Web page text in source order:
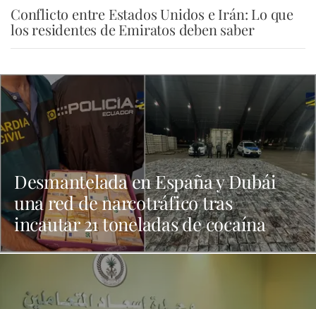
Conflicto entre Estados Unidos e Irán: Lo que
los residentes de Emiratos deben saber
Desmantelada en España y Dubái
una red de narcotráfico tras
incautar 21 toneladas de cocaína